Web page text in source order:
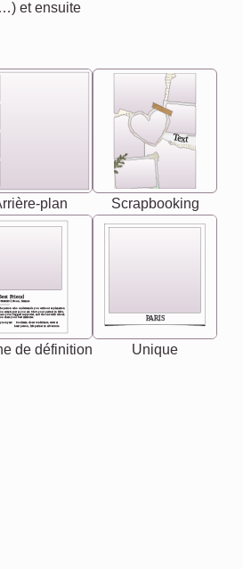
et ensuite
plan
Text
Scrapbooking
Friend
Noun, feminie
Synonyms: Soulmate, closet confidante, sister at
heart person, life partner in adventure.
The person who understands you without explanation
you accepts just as you are. She's your partner in life's,
your biggest supporter, and the one with whom
share your best memories.
de définition
PARIS
Unique